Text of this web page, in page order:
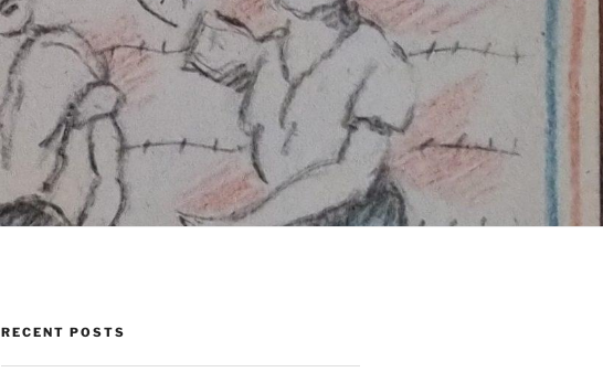
RECENT POSTS